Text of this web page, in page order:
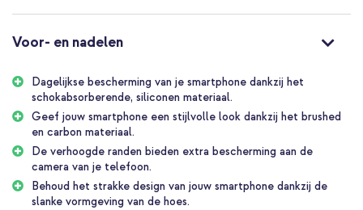
smartphone een stijlvolle uitstraling.
De backcover is gemaakt van schokabsorberend, siliconen
materiaal. Hierdoor is jouw smartphone veilig tegen dagelijkse
schade zoals stoten of krassen. Bovendien bieden de verhoogde
randen extra bescherming aan de camera van je telefoon. Het
hoesje is dankzij het flexibele materiaal gemakkelijk te bevestigen
en sluit naadloos aan op jouw toestel.
Stijlvol ontwerp
De achterkant van de backcover is gemaakt van geborsteld
Voor- en nadelen
Dagelijkse bescherming van je smartphone dankzij het
schokabsorberende, siliconen materiaal.
Geef jouw smartphone een stijlvolle look dankzij het brushed
en carbon materiaal.
De verhoogde randen bieden extra bescherming aan de
camera van je telefoon.
Behoud het strakke design van jouw smartphone dankzij de
slanke vormgeving van de hoes.